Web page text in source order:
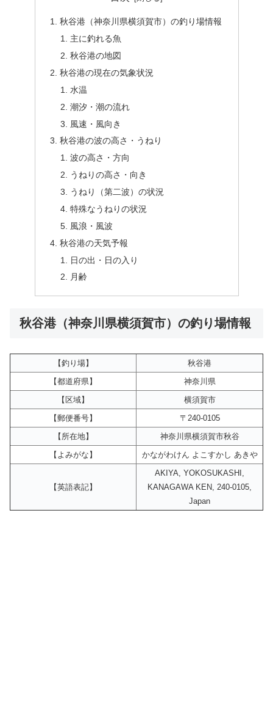
秋谷港（神奈川県横須賀市）の釣り場情報
主に釣れる魚
秋谷港の地図
秋谷港の現在の気象状況
水温
潮汐・潮の流れ
風速・風向き
秋谷港の波の高さ・うねり
波の高さ・方向
うねりの高さ・向き
うねり（第二波）の状況
特殊なうねりの状況
風浪・風波
秋谷港の天気予報
日の出・日の入り
月齢
秋谷港（神奈川県横須賀市）の釣り場情報
【釣り場】
秋谷港
【都道府県】
神奈川県
【区域】
横須賀市
【郵便番号】
〒240-0105
【所在地】
神奈川県横須賀市秋谷
【よみがな】
かながわけん よこすかし あきや
【英語表記】
AKIYA, YOKOSUKASHI,
KANAGAWA KEN, 240-0105,
Japan